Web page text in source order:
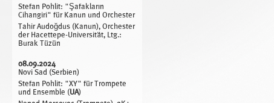
Stefan Pohlit: "Şafakların
Cihangiri" für Kanun und Orchester
Tahir Audoğdus (Kanun), Orchester
der Hacettepe-Universität, Ltg.:
Burak Tüzün
08.09.2024
Novi Sad (Serbien)
Stefan Pohlit: "XY" für Trompete
und Ensemble (UA)